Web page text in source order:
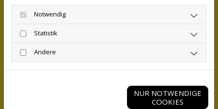
sich im Vorfeld bei Ihrer Krankenkasse über die
genauen Anforderungen, um sicherzugehen, dass
alle Unterlagen vollständig vorliegen.
Wie wählt man das richtige
Taxiunternehmen?
Das passende Taxiunternehmen für Ihre
Krankenfahrt zu wählen, erfordert einige
Überlegungen. Achten Sie darauf, dass das
Unternehmen über Erfahrung im Bereich von
Notwendig
Statistik
Andere
NUR NOTWENDIGE
COOKIES